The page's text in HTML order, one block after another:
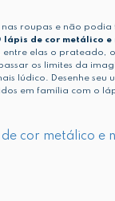
roupas e não
lápis de cor metálico e
elas o prateado,
os limites da
lúdico. Desenhe seu
em família com o